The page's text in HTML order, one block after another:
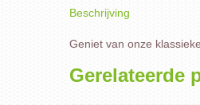
Beschrijving
Geniet van onze
Gerelateerde